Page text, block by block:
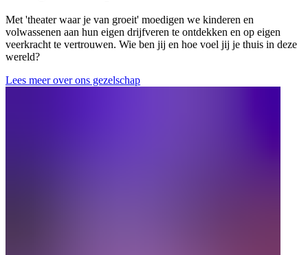
Met 'theater waar je van groeit' moedigen we kinderen en
volwassenen aan hun eigen drijfveren te ontdekken en op eigen
veerkracht te vertrouwen. Wie ben jij en hoe voel jij je thuis in deze
wereld?
Lees meer over ons gezelschap